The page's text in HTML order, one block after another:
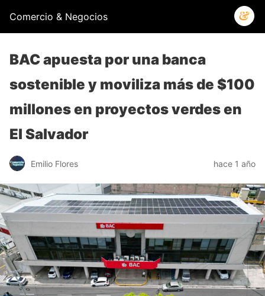
Comercio & Negocios
BAC apuesta por una banca
sostenible y moviliza más de $100
millones en proyectos verdes en
El Salvador
Emilio Flores hace 1 año